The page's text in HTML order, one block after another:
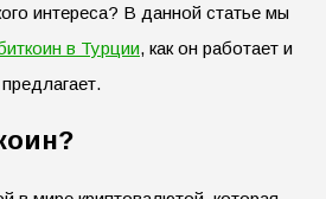
интереса? В данной статье мы
в Турции, как он работает и